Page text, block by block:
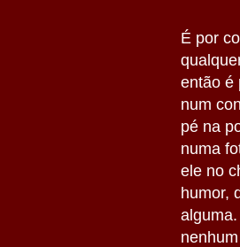
É por
então é
num
pé na
numa
ele no
humor,